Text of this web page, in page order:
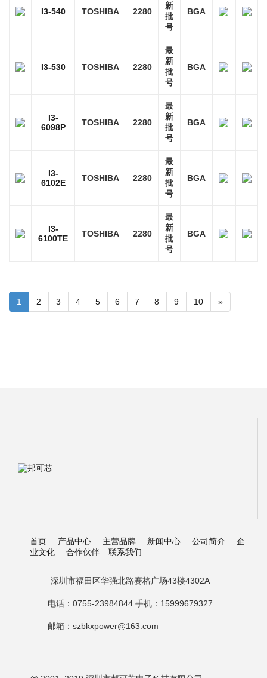
I3-540 TOSHIBA 2280
新
批
号
BGA
I3-530 TOSHIBA 2280
最
新
批
号
BGA
I3-
6098P
TOSHIBA 2280
最
新
批
号
BGA
I3-
6102E
TOSHIBA 2280
最
新
批
号
BGA
I3-
6100TE
TOSHIBA 2280
最
新
批
号
BGA
1 2 3 4 5 6 7 8 9 10 »
首页 产品中心 主营品牌 新闻中心 公司简介
企
业文化
合作伙伴 联系我们
深圳市福田区华强北路赛格广场43楼4302A
电话：0755-23984844 手机：15999679327
邮箱：szbkxpower@163.com